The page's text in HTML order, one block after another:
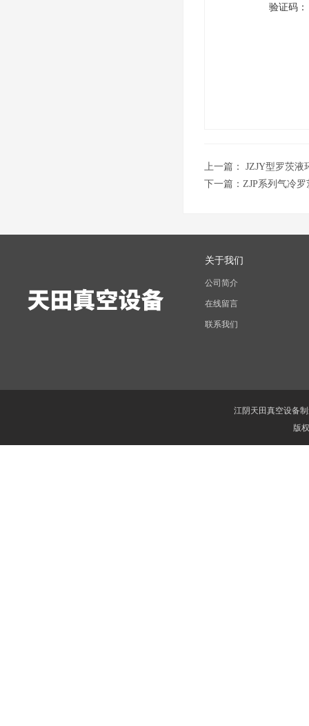
验证码：
上一篇： JZJY型罗茨液
下一篇： ZJP系列气冷
关于我们
公司简介
在线留言
联系我们
江阴天田真空设备
版